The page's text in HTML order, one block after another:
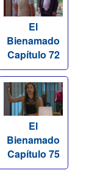
El
Bienamado
Capítulo 72
El
Bienamado
Capítulo 75